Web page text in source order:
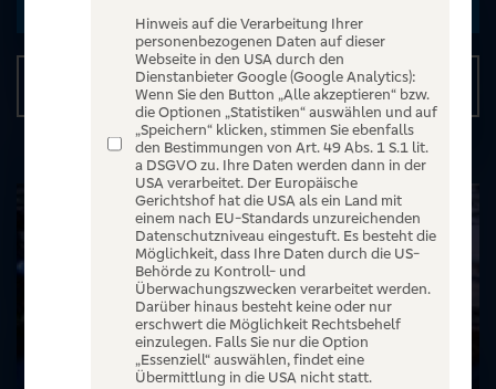
Details
Hinweis auf die Verarbeitung Ihrer
personenbezogenen Daten auf dieser
Webseite in den USA durch den
Dienstanbieter Google (Google Analytics):
Wenn Sie den Button „Alle akzeptieren“ bzw.
die Optionen „Statistiken“ auswählen und auf
„Speichern“ klicken, stimmen Sie ebenfalls
den Bestimmungen von Art. 49 Abs. 1 S.1 lit.
a DSGVO zu. Ihre Daten werden dann in der
USA verarbeitet. Der Europäische
Gerichtshof hat die USA als ein Land mit
einem nach EU-Standards unzureichenden
Datenschutzniveau eingestuft. Es besteht die
Möglichkeit, dass Ihre Daten durch die US-
Behörde zu Kontroll- und
Überwachungszwecken verarbeitet werden.
Darüber hinaus besteht keine oder nur
erschwert die Möglichkeit Rechtsbehelf
einzulegen. Falls Sie nur die Option
„Essenziell“ auswählen, findet eine
Übermittlung in die USA nicht statt.